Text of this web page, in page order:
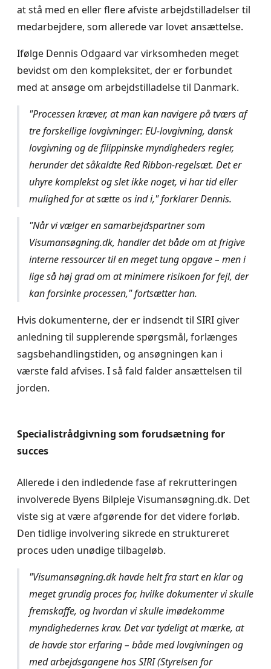
at stå med en eller flere afviste arbejdstilladelser til
medarbejdere, som allerede var lovet ansættelse.
Ifølge Dennis Odgaard var virksomheden meget
bevidst om den kompleksitet, der er forbundet
med at ansøge om arbejdstilladelse til Danmark.
"Processen kræver, at man kan navigere på tværs af
tre forskellige lovgivninger: EU-lovgivning, dansk
lovgivning og de filippinske myndigheders regler,
herunder det såkaldte Red Ribbon-regelsæt. Det er
uhyre komplekst og slet ikke noget, vi har tid eller
mulighed for at sætte os ind i," forklarer Dennis.
"Når vi vælger en samarbejdspartner som
Visumansøgning.dk, handler det både om at frigive
interne ressourcer til en meget tung opgave – men i
lige så høj grad om at minimere risikoen for fejl, der
kan forsinke processen," fortsætter han.
Hvis dokumenterne, der er indsendt til SIRI giver
anledning til supplerende spørgsmål, forlænges
sagsbehandlingstiden, og ansøgningen kan i
værste fald afvises. I så fald falder ansættelsen til
jorden.
Specialistrådgivning som forudsætning for
succes
Allerede i den indledende fase af rekrutteringen
involverede Byens Bilpleje Visumansøgning.dk. Det
viste sig at være afgørende for det videre forløb.
Den tidlige involvering sikrede en struktureret
proces uden unødige tilbageløb.
"Visumansøgning.dk havde helt fra start en klar og
meget grundig proces for, hvilke dokumenter vi skulle
fremskaffe, og hvordan vi skulle imødekomme
myndighedernes krav. Det var tydeligt at mærke, at
de havde stor erfaring – både med lovgivningen og
med arbejdsgangene hos SIRI (Styrelsen for